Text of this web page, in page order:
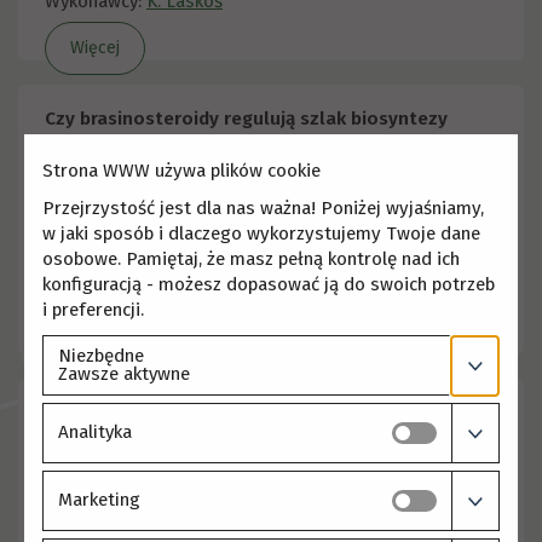
Więcej
Czy brasinosteroidy regulują szlak biosyntezy
Numer projektu: 2025/09/X/NZ9/00992
Finansowanie projektu: NCN MINIATURA 9
Rok rozpoczęcia: 2025
Rok zakończenia: 2026
Kierownicy projektu:J. Stachurska
Więcej
pszenicy na suszę? Analiza wpływu egzogennej
aplikacji fenolu, p-krezolu i benzaldehydu.
Numer projektu: 2025/09/X/NZ1/01913
Strona WWW używa plików cookie
Przejrzystość jest dla nas ważna! Poniżej wyjaśniamy,
w jaki sposób i dlaczego wykorzystujemy Twoje dane
osobowe. Pamiętaj, że masz pełną kontrolę nad ich
konfiguracją - możesz dopasować ją do swoich potrzeb
i preferencji.
Niezbędne
Zawsze aktywne
Analityka
Marketing